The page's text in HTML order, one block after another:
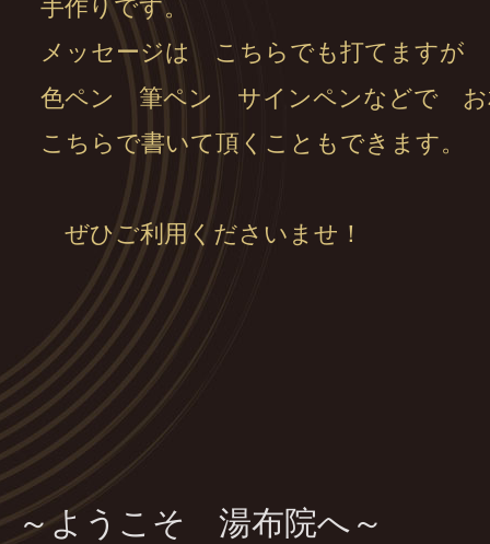
手作りです。
メッセージは こちらでも打てますが
色ペン 筆ペン サインペンなどで お
こちらで書いて頂くこともできます。
ぜひご利用くださいませ！
～ようこそ 湯布院へ～